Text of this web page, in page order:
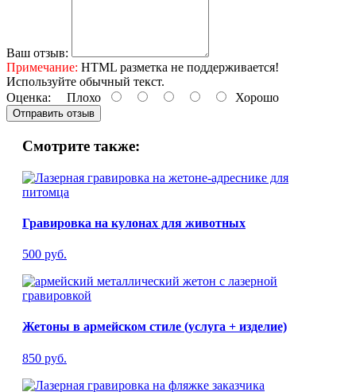
Ваш отзыв:
Примечание: HTML разметка не поддерживается!
Используйте обычный текст.
Оценка: Плохо Хорошо
Отправить отзыв
Смотрите также:
Гравировка на кулонах для животных
500 руб.
Жетоны в армейском стиле (услуга + изделие)
850 руб.